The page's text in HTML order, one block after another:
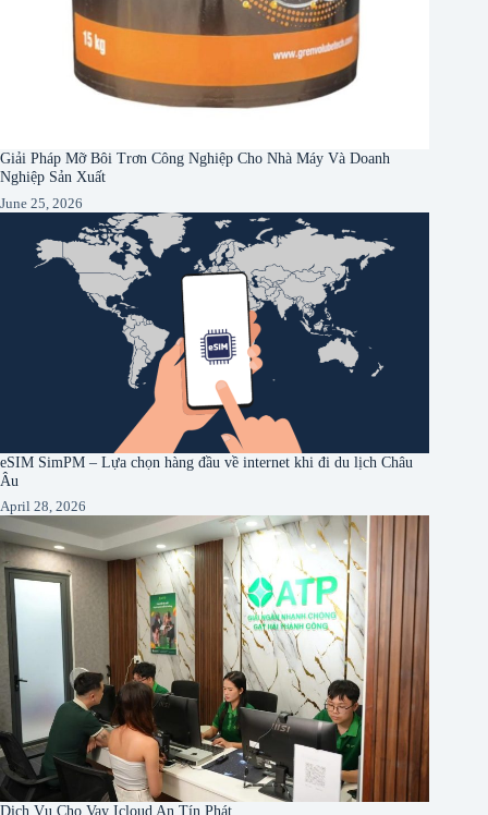
Giải Pháp Mỡ Bôi Trơn Công Nghiệp Cho Nhà Máy Và Doanh
Nghiệp Sản Xuất
June 25, 2026
eSIM SimPM – Lựa chọn hàng đầu về internet khi đi du lịch Châu
Âu
April 28, 2026
Dịch Vụ Cho Vay Icloud An Tín Phát